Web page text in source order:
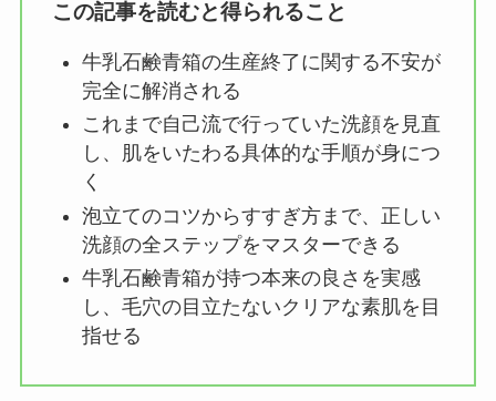
この記事を読むと得られること
牛乳石鹸青箱の生産終了に関する不安が
完全に解消される
これまで自己流で行っていた洗顔を見直
し、肌をいたわる具体的な手順が身につ
く
泡立てのコツからすすぎ方まで、正しい
洗顔の全ステップをマスターできる
牛乳石鹸青箱が持つ本来の良さを実感
し、毛穴の目立たないクリアな素肌を目
指せる